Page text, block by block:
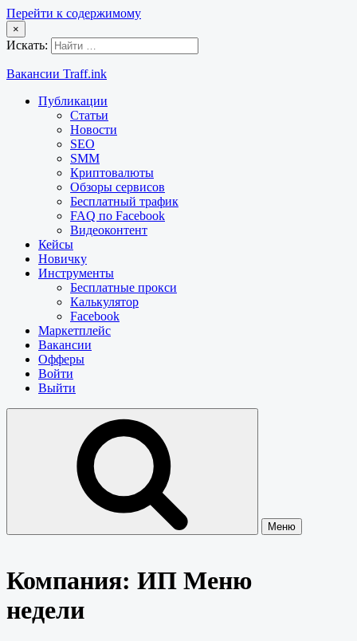
Перейти к содержимому
×
Искать:
Вакансии Traff.ink
Публикации
Статьи
Новости
SEO
SMM
Криптовалюты
Обзоры сервисов
Бесплатный трафик
FAQ по Facebook
Видеоконтент
Кейсы
Новичку
Инструменты
Бесплатные прокси
Калькулятор
Facebook
Маркетплейс
Вакансии
Офферы
Войти
Выйти
Меню
Компания: ИП Меню
недели